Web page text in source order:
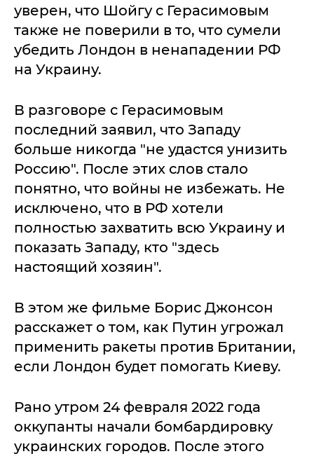
уверен, что Шойгу с Герасимовым
также не поверили в то, что сумели
убедить Лондон в ненападении РФ
на Украину.
В разговоре с Герасимовым
последний заявил, что Западу
больше никогда "не удастся унизить
Россию". После этих слов стало
понятно, что войны не избежать. Не
исключено, что в РФ хотели
полностью захватить всю Украину и
показать Западу, кто "здесь
настоящий хозяин".
В этом же фильме Борис Джонсон
расскажет о том, как Путин угрожал
применить ракеты против Британии,
если Лондон будет помогать Киеву.
Рано утром 24 февраля 2022 года
оккупанты начали бомбардировку
украинских городов. После этого